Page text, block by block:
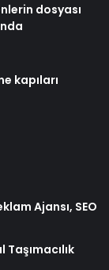
dosyası
kapıları
Ajansı, SEO
Taşımacılık